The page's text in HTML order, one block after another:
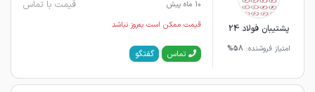
پشتیبان فولاد 24
امتیاز فروشنده: 58%
10 ماه پیش قیمت با تماس
قیمت ممکن است به‌روز نباشد
تماس گفتگو